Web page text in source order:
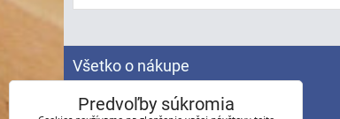
Všetko o nákupe
Spracovanie osobných údajov
Predvoľby súkromia